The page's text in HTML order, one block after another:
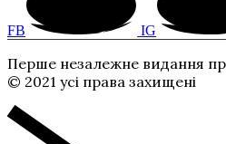
FB IG
Перше незалежне видання
© 2021 усі права захищені